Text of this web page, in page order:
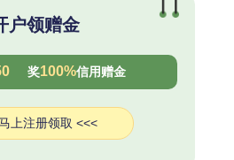
户领赠金
奖100%信用赠金
上注册领取 <<<